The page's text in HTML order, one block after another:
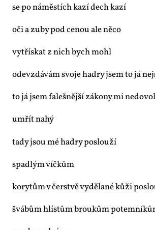
se po ná­měs­tích ka­zí dech ka­zí
oči a zu­by pod ce­nou ale ně­co
vy­třís­kat z nich bych mohl
ode­vzdá­vám svo­je had­ry jsem to já
to já jsem fa­leš­něj­ší zá­ko­ny mi
umřít na­hý
ta­dy jsou mé had­ry po­slou­ží
spad­lým víč­kům
ko­ry­tům v čer­s­tvě vy­dě­la­né ků­ži
švá­bům hlís­tům brou­kům